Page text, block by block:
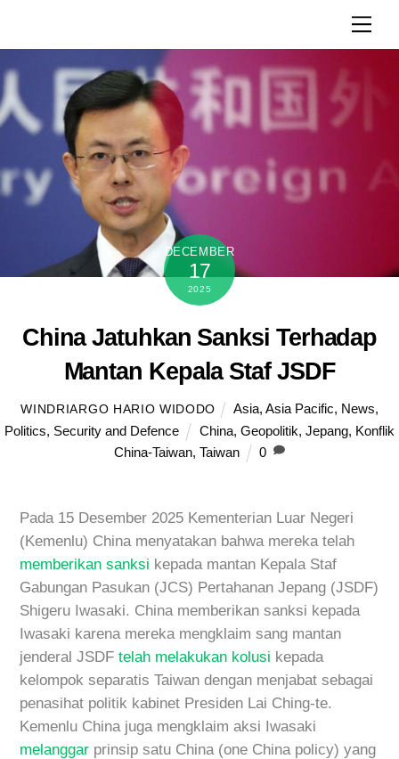
DECEMBER
17
2025
China Jatuhkan Sanksi Terhadap
Mantan Kepala Staf JSDF
WINDRIARGO HARIO WIDODO Asia, Asia Pacific, News,
Politics, Security and Defence China, Geopolitik, Jepang, Konflik
China-Taiwan,Taiwan 0
Pada 15 Desember 2025 Kementerian Luar Negeri
(Kemenlu) China menyatakan bahwa mereka telah
memberikan sanksi kepada mantan Kepala Staf
Gabungan Pasukan (JCS) Pertahanan Jepang (JSDF)
Shigeru Iwasaki. China memberikan sanksi kepada
Iwasaki karena mereka mengklaim sang mantan
jenderal JSDFtelah melakukan kolusi kepada
kelompok separatis Taiwan dengan menjabat sebagai
penasihat politik kabinet Presiden Lai Ching-te.
Kemenlu China juga mengklaim aksi Iwasaki
melanggar prinsip satu China (one China policy) yang